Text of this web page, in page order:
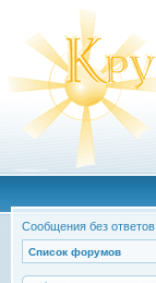
Сообщения без ответов
Список форумов